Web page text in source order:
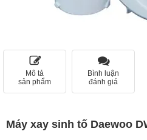
Mô tả
sản phẩm
Bình luận
đánh giá
Máy xay sinh tố Daewoo